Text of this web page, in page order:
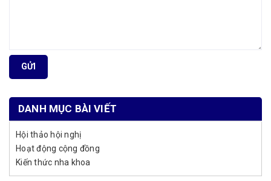
GỬI
DANH MỤC BÀI VIẾT
Hội thảo hội nghị
Hoạt động cộng đồng
Kiến thức nha khoa